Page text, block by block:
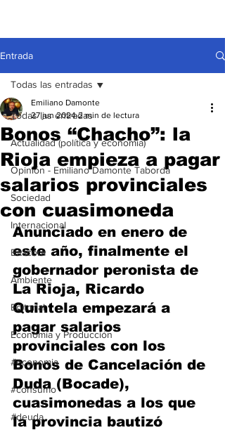
Entrada
Todas las entradas
Actualidad (política y economía)
Opinión - Emiliano Damonte Taborda
Sociedad
Internacional
Bitácora
Ambiente
Editorial
Economía y Producción
#economia
#consumo
#deuda
Todas las entradas
Bonos “Chacho”: la
Rioja empieza a pagar
salarios provinciales
con cuasimoneda
Emiliano Damonte
27 jun 2024 2 min de lectura
Anunciado en enero de
este año, finalmente el
gobernador peronista de
La Rioja, Ricardo
Quintela empezará a
pagar salarios
provinciales con los
Bonos de Cancelación de
Duda (Bocade),
cuasimonedas a los que
la provincia bautizó